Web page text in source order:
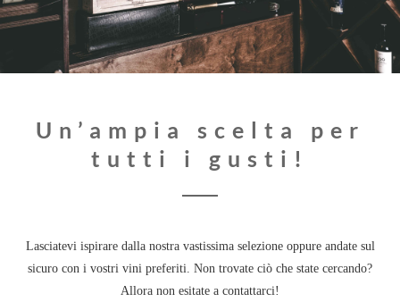
Un’ampia scelta per
tutti i gusti!
Lasciatevi ispirare dalla nostra vastissima selezione oppure andate sul
sicuro con i vostri vini preferiti. Non trovate ciò che state cercando?
Allora non esitate a contattarci!